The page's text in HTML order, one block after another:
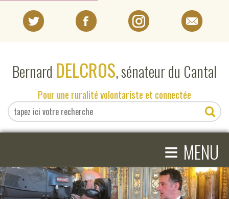
Bernard DELCROS, sénateur du Cantal
Pour une ruralité volontariste et connectée
≡ MENU
EN DIRECT DU SÉNAT
EN DIRECT DU CANTAL
COMPRENDRE LE SÉNAT